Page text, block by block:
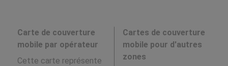
Carte de couverture
mobile par opérateur
Cette carte représente
Cartes de couverture
mobile pour d'autres
zones